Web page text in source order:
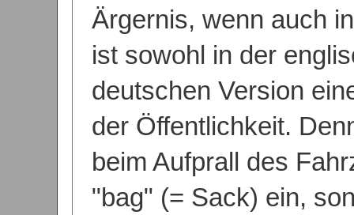
Ärgernis, wenn auch
ist sowohl in der
deutschen Version
der Öffentlichkeit.
beim Aufprall des
"bag" (= Sack) ein,